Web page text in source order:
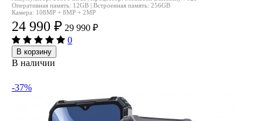
Оперативная память: 12GB | Встроенная память: 256GB
Камера: 108MP + 8MP + 2MP
24 990 ₽ 29 990 ₽
0
В корзину
В наличии
-37%